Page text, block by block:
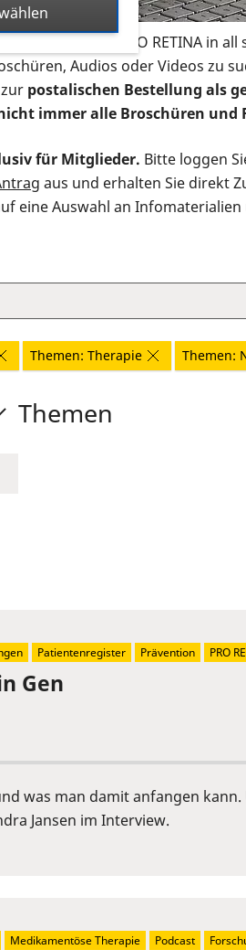
Infomaterial der PRO RETINA in
Audios oder Videos zu
postalischen Bestellung als
immer alle Broschüren und
für Mitglieder. Bitte loggen
aus und erhalten Sie direkt
eine Auswahl an Infomaterialien
Themen: Therapie Themen:
Themen
Gen
was man damit anfangen
Jansen im Interview.
Patientenregister Prävention PRO
Medikamentöse Therapie Podcast